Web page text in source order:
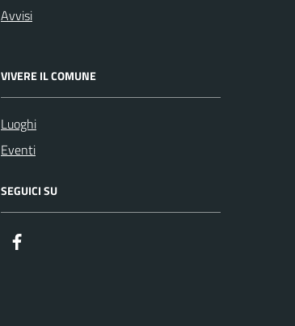
Avvisi
VIVERE IL COMUNE
Luoghi
Eventi
SEGUICI SU